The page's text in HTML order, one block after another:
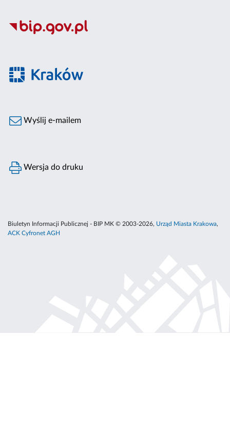
Wyślij e-mailem
Wersja do druku
Biuletyn Informacji Publicznej - BIP MK © 2003-2026, Urząd Miasta Krakowa,
ACK Cyfronet AGH